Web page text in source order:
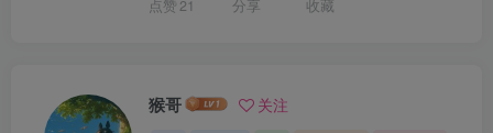
点赞 21 分享 收藏
猴哥 关注